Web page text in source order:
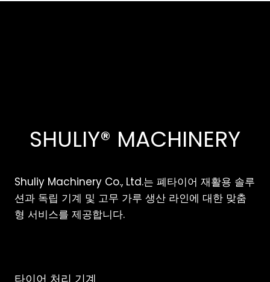
SHULIY® MACHINERY
Shuliy Machinery Co., Ltd.는 폐타이어 재활용 솔루
션과 독립 기계 및 고무 가루 생산 라인에 대한 맞춤
형 서비스를 제공합니다.
타이어 처리 기계